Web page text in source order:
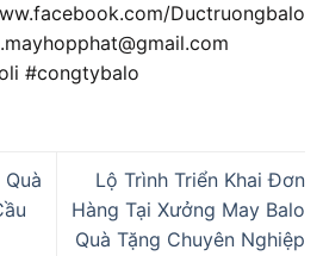
Ductruongbalo
#congtybalo
Lộ Trình Triển Khai Đơn
Hàng Tại Xưởng May Balo
Quà Tặng Chuyên Nghiệp